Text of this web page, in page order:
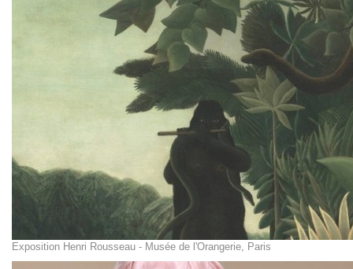
Exposition Henri Rousseau - Musée de l'Orangerie, Paris